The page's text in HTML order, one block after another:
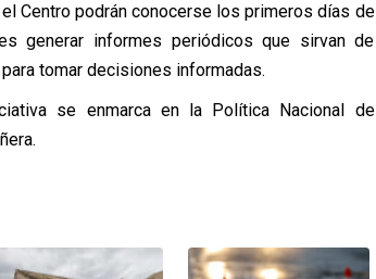
Centro podrán conocerse los primeros días de
generar informes periódicos que sirvan de
tomar decisiones informadas.
se enmarca en la Política Nacional de